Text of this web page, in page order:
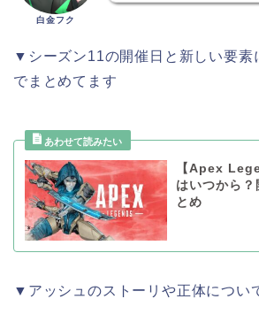
白金フク
▼シーズン11の開催日と新しい要素
でまとめてます
【Apex
はいつから？
とめ
▼アッシュのストーリや正体につい